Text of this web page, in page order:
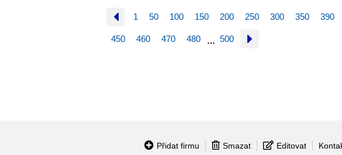
1 50 100 150 200 250 300 350 390
450 460 470 480 … 500
Přidat firmu Smazat Editovat